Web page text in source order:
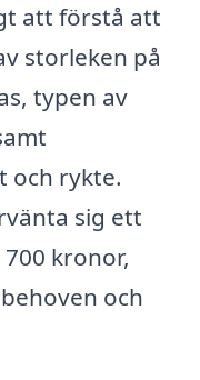
att förstå att
storleken på
typen av
och rykte.
sig ett
kronor,
och